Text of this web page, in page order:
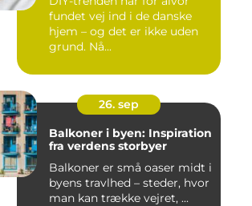
fundet vej ind i de danske
hjem – og det er ikke uden
grund. Nå...
26. sep
Balkoner i byen: Inspiration
fra verdens storbyer
Balkoner er små oaser midt i
byens travlhed – steder, hvor
man kan trække vejret, ...